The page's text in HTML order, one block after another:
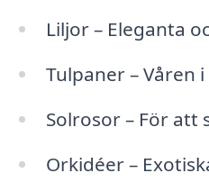
Liljor – Eleganta
Tulpaner – Våren
Solrosor – För att
Orkidéer –